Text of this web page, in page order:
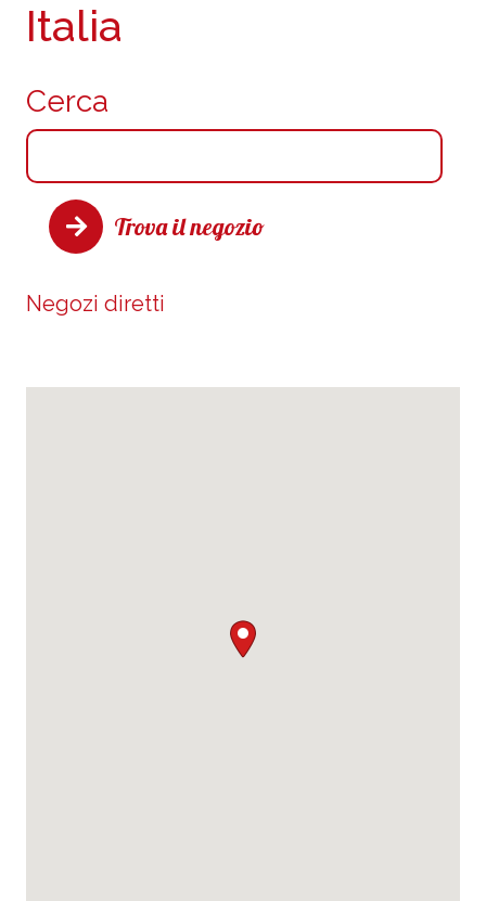
Cerca
Trova il negozio
Italia
Negozi diretti